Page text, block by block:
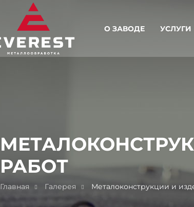
О ЗАВОДЕ УСЛУГИ
РАБОТ
Главная Галерея Металоконструкции и